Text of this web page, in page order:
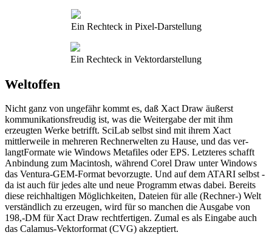
Ein Rechteck in Pixel-Darstellung
Ein Rechteck in Vektordarstellung
Weltoffen
Nicht ganz von ungefähr kommt es, daß Xact Draw äußerst
kommunikationsfreudig ist, was die Weitergabe der mit ihm
erzeugten Werke betrifft. SciLab selbst sind mit ihrem Xact
mittlerweile in mehreren Rechnerwelten zu Hause, und das ver-
langtFormate wie Windows Metafiles oder EPS. Letzteres schafft
Anbindung zum Macintosh, während Corel Draw unter Windows
das Ventura-GEM-Format bevorzugte. Und auf dem ATARI selbst -
da ist auch für jedes alte und neue Programm etwas dabei. Bereits
diese reichhaltigen Möglichkeiten, Dateien für alle (Rechner-) Welt
verständlich zu erzeugen, wird für so manchen die Ausgabe von
198,-DM für Xact Draw rechtfertigen. Zumal es als Eingabe auch
das Calamus-Vektorformat (CVG) akzeptiert.